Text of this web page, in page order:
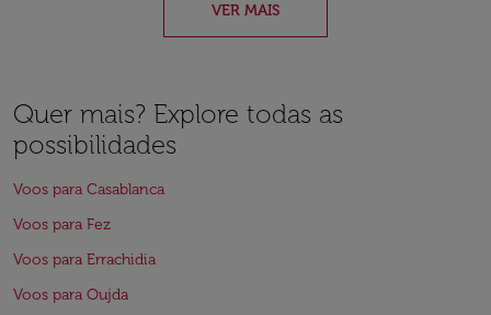
VER MAIS
Quer mais? Explore todas as
possibilidades
Voos para Casablanca
Voos para Fez
Voos para Errachidia
Voos para Oujda